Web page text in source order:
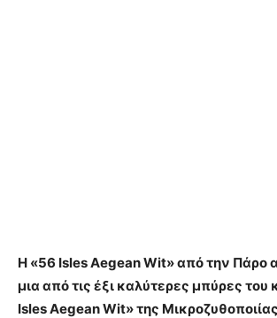
Η «56 Isles Aegean Wit» από την Πάρο
μια από τις έξι καλύτερες μπύρες του
Isles Aegean Wit» της